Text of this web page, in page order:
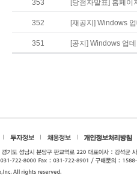
353 [당첨자발표] 홈페이
352 [재공지] Windows
351 [공지] Windows 업